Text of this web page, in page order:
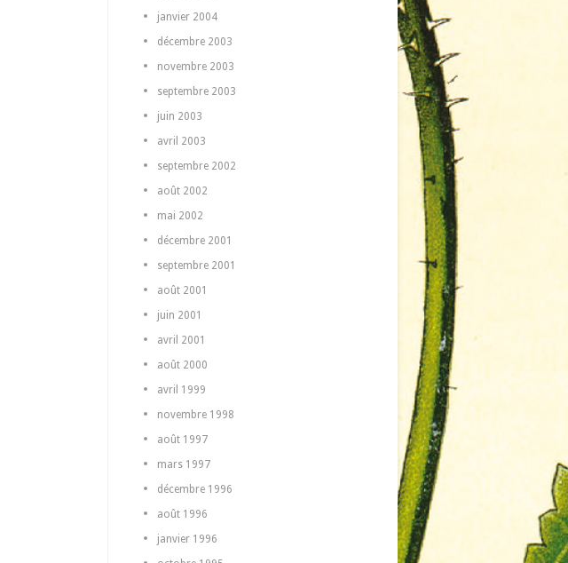
janvier 2004
décembre 2003
novembre 2003
septembre 2003
juin 2003
avril 2003
septembre 2002
août 2002
mai 2002
décembre 2001
septembre 2001
août 2001
juin 2001
avril 2001
août 2000
avril 1999
novembre 1998
août 1997
mars 1997
décembre 1996
août 1996
janvier 1996